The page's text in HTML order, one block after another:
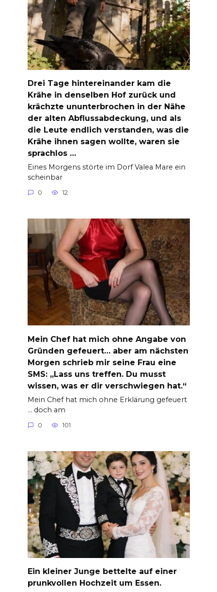
Drei Tage hintereinander kam die
Krähe in denselben Hof zurück und
krächzte ununterbrochen in der Nähe
der alten Abflussabdeckung, und als
die Leute endlich verstanden, was die
Krähe ihnen sagen wollte, waren sie
sprachlos …
Eines Morgens störte im Dorf Valea Mare ein
scheinbar
0 12
Mein Chef hat mich ohne Angabe von
Gründen gefeuert… aber am nächsten
Morgen schrieb mir seine Frau eine
SMS: „Lass uns treffen. Du musst
wissen, was er dir verschwiegen hat.“
Mein Chef hat mich ohne Erklärung gefeuert
… doch am
0 101
Ein kleiner Junge bettelte auf einer
prunkvollen Hochzeit um Essen.